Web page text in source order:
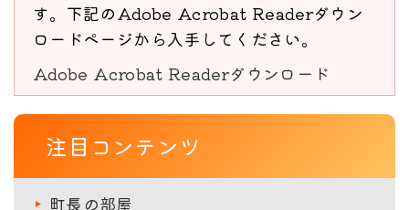
す。下記のAdobe Acrobat Readerダウン
ロードページから入手してください。
Adobe Acrobat Readerダウンロード
注目コンテンツ
町長の部屋